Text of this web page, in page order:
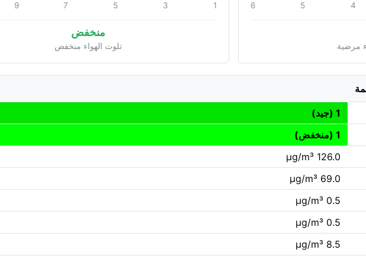
4
5
6
مرضية
1
3
5
7
9
منخفض
تلوث الهواء منخفض
1 (جيد)
1 (منخفض)
126.0 µg/m³
69.0 µg/m³
0.5 µg/m³
0.5 µg/m³
8.5 µg/m³